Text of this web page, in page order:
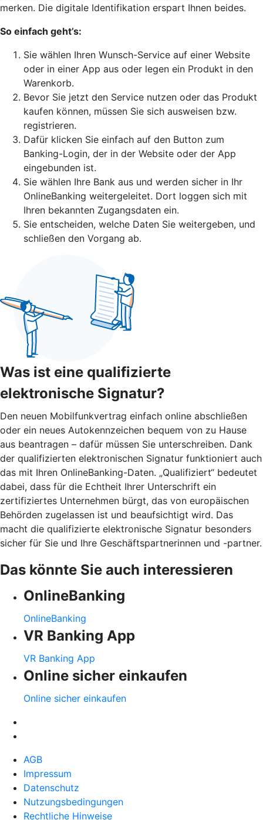
merken. Die digitale Identifikation erspart Ihnen beides.
So einfach geht’s:
Sie wählen Ihren Wunsch-Service auf einer Website
oder in einer App aus oder legen ein Produkt in den
Warenkorb.
Bevor Sie jetzt den Service nutzen oder das Produkt
kaufen können, müssen Sie sich ausweisen bzw.
registrieren.
Dafür klicken Sie einfach auf den Button zum
Banking-Login, der in der Website oder der App
eingebunden ist.
Sie wählen Ihre Bank aus und werden sicher in Ihr
OnlineBanking weitergeleitet. Dort loggen sich mit
Ihren bekannten Zugangsdaten ein.
Sie entscheiden, welche Daten Sie weitergeben, und
schließen den Vorgang ab.
Was ist eine qualifizierte
elektronische Signatur?
Den neuen Mobilfunkvertrag einfach online abschließen
oder ein neues Autokennzeichen bequem von zu Hause
aus beantragen – dafür müssen Sie unterschreiben. Dank
der qualifizierten elektronischen Signatur funktioniert auch
das mit Ihren OnlineBanking-Daten. „Qualifiziert“ bedeutet
dabei, dass für die Echtheit Ihrer Unterschrift ein
zertifiziertes Unternehmen bürgt, das von europäischen
Behörden zugelassen ist und beaufsichtigt wird. Das
macht die qualifizierte elektronische Signatur besonders
sicher für Sie und Ihre Geschäftspartnerinnen und -partner.
Das könnte Sie auch interessieren
OnlineBanking
OnlineBanking
VR Banking App
VR Banking App
Online sicher einkaufen
Online sicher einkaufen
AGB
Impressum
Datenschutz
Nutzungsbedingungen
Rechtliche Hinweise